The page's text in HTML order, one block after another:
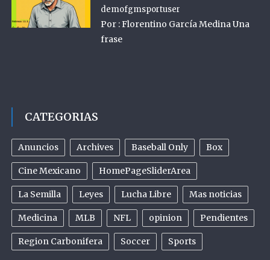
demofgmsportuser
Por : Florentino García Medina Una
frase
CATEGORIAS
Anuncios Archives Baseball Only Box
Cine Mexicano HomePageSliderArea
La Semilla Leyes Lucha Libre Mas noticias
Medicina MLB NFL opinion Pendientes
Region Carbonifera Soccer Sports